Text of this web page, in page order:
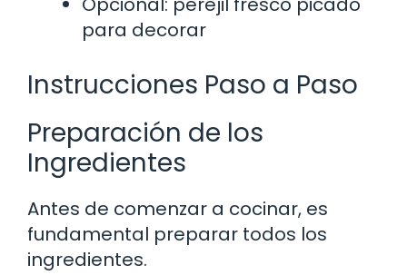
para decorar
Instrucciones Paso a Paso
Preparación de los
Ingredientes
Antes de comenzar a cocinar, es
fundamental preparar todos los
ingredientes.